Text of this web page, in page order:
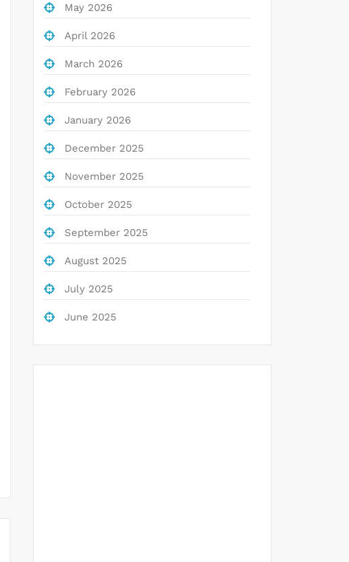
May 2026
April 2026
March 2026
February 2026
January 2026
December 2025
November 2025
October 2025
September 2025
August 2025
July 2025
June 2025